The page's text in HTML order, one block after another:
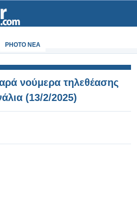
PHOTO NEA
νούμερα τηλεθέασης
(13/2/2025)